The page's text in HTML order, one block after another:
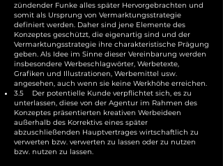
zündender Funke alles später Hervorgebrachten und
somit als Ursprung von Vermarktungsstrategie
definiert werden. Daher sind jene Elemente des
Konzeptes geschützt, die eigenartig sind und der
Vermarktungsstrategie ihre charakteristische Prägung
geben. Als Idee im Sinne dieser Vereinbarung werden
insbesondere Werbeschlagwörter, Werbetexte,
Grafiken und Illustrationen, Werbemittel usw.
angesehen, auch wenn sie keine Werkhöhe erreichen.
3.5 Der potentielle Kunde verpflichtet sich, es zu
unterlassen, diese von der Agentur im Rahmen des
Konzeptes präsentierten kreativen Werbeideen
außerhalb des Korrektivs eines später
abzuschließenden Hauptvertrages wirtschaftlich zu
verwerten bzw. verwerten zu lassen oder zu nutzen
bzw. nutzen zu lassen.